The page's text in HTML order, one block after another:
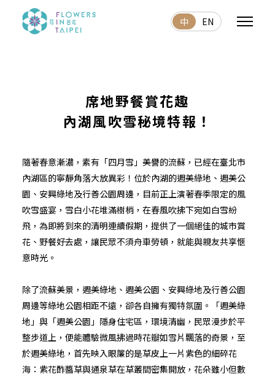
中 EN
席地野餐賞花趣
內湖風吹雪秘境特報！
隨著春意漸濃，素有「四月雪」美譽的流蘇，已經在臺北市
內湖區的寧靜角落大放異彩！位於內湖的週美綠地、週美公
園、安興綠地及行善公園周邊，目前正上演著春季限定的風
吹雪盛宴，雪白小花堆滿樹梢，在春風吹拂下宛如白雪紛
飛，為即將到來的清明連續假期，提供了一個絕佳的城市賞
花、野餐好去處，讓民眾不須舟車勞頓，就能與親友共享愜
意時光。
除了流蘇美景，週美綠地、週美公園、安興綠地及行善公園
周邊等綠地公園相距不遠，卻各自擁有獨特氛圍。「週美綠
地」與「週美公園」隱身住宅區，環境清幽，民眾漫步於平
整步道上，便能體驗微風拂過時花瓣如雪片飄落的奇景，至
於週美綠地，首先映入眼簾的是草皮上一片紫色的細碎花
海：紫花酢醬草與通泉草在草叢間密集開放，花朵雖小但數